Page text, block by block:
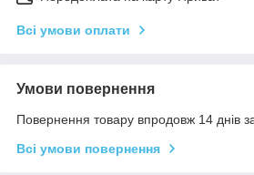
Всі умови оплати
Умови повернення
Повернення товару впродовж 14 днів
Всі умови повернення